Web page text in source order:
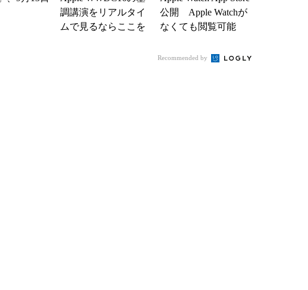
調講演をリアルタイ
ムで見るならここを
公開 Apple Watchが
なくても閲覧可能
Recommended by